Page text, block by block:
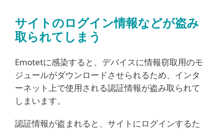
サイトのログイン情報などが盗み
取られてしまう
Emotetに感染すると、デバイスに情報窃取用のモ
ジュールがダウンロードさせられるため、インタ
ーネット上で使用される認証情報が盗み取られて
しまいます。
認証情報が盗まれると、サイトにログインするた